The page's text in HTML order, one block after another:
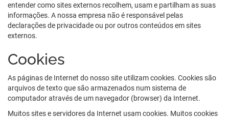
entender como sites externos recolhem, usam e partilham as suas
informações. A nossa empresa não é responsável pelas
declarações de privacidade ou por outros conteúdos em sites
externos.
Cookies
As páginas de Internet do nosso site utilizam cookies. Cookies são
arquivos de texto que são armazenados num sistema de
computador através de um navegador (browser) da Internet.
Muitos sites e servidores da Internet usam cookies. Muitos cookies